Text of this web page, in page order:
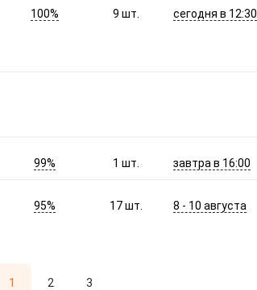
100% 9шт. сегодня в 12:30
99% 1шт. завтра в 16:00
95% 17шт. 8 - 10 августа
1 2 3